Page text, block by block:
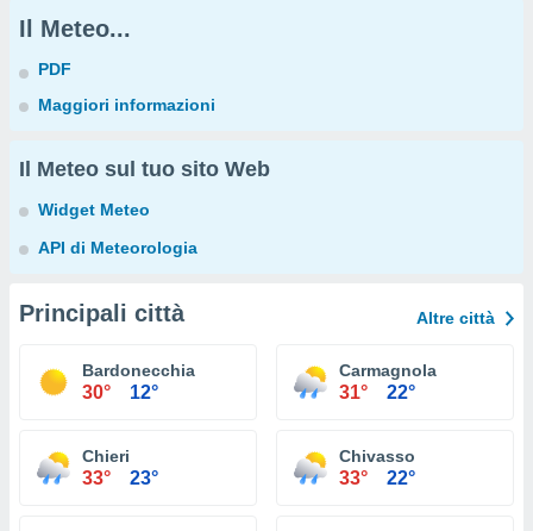
Il Meteo...
PDF
Maggiori informazioni
Il Meteo sul tuo sito Web
Widget Meteo
API di Meteorologia
Principali città Altre città
Bardonecchia
30° 12°
Carmagnola
31° 22°
Chieri
33° 23°
Chivasso
33° 22°